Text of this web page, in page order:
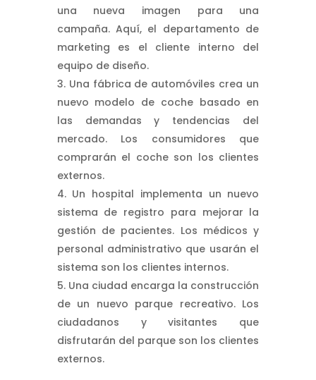
una nueva imagen para una
campaña. Aquí, el departamento de
marketing es el cliente interno del
equipo de diseño.
Una fábrica de automóviles crea un
nuevo modelo de coche basado en
las demandas y tendencias del
mercado. Los consumidores que
comprarán el coche son los clientes
externos.
Un hospital implementa un nuevo
sistema de registro para mejorar la
gestión de pacientes. Los médicos y
personal administrativo que usarán el
sistema son los clientes internos.
Una ciudad encarga la construcción
de un nuevo parque recreativo. Los
ciudadanos y visitantes que
disfrutarán del parque son los clientes
externos.